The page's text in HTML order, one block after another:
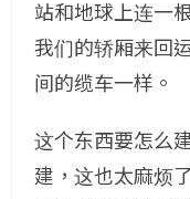
站和地球上连一
我们的轿厢来回
间的缆车一样。
这个东西要怎么
建，这也太麻烦